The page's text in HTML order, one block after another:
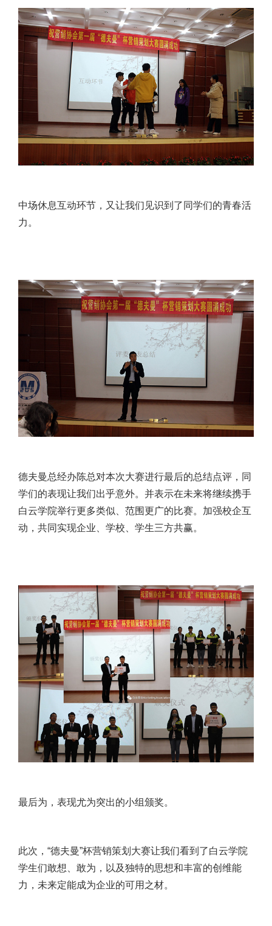
中场休息互动环节，又让我们见识到了同学们的青春活
力。
德夫曼总经办陈总对本次大赛进行最后的总结点评，同
学们的表现让我们出乎意外。并表示在未来将继续携手
白云学院举行更多类似、范围更广的比赛。加强校企互
动，共同实现企业、学校、学生三方共赢。
最后为，表现尤为突出的小组颁奖。
此次，“德夫曼”杯营销策划大赛让我们看到了白云学院
学生们敢想、敢为，以及独特的思想和丰富的创维能
力，未来定能成为企业的可用之材。